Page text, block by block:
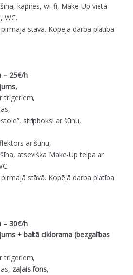
kāpnes, wi-fi, Make-Up vieta
WC.
stāvā. Kopējā darba platība
– 25€/h
trigeriem,
stripboksi ar šūnu,
ar šūnu,
atsevišķa Make-Up telpa ar
stāvā. Kopējā darba platība
– 30€/h
+ baltā ciklorama (bezgalības
trigeriem,
zaļais fons,